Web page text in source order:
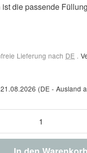
die passende
Lieferung nach DE .
(DE - Ausland